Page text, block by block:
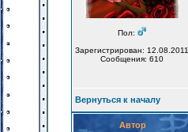
Пол:
Зарегистрирован: 12.08.2011
Сообщения: 610
Вернуться к началу
Автор